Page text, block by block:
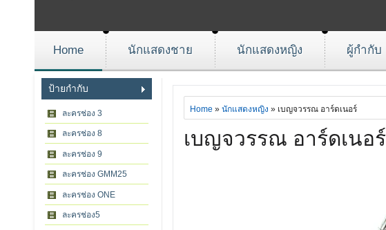
Home นักแสดงชาย นักแสดงหญิง ผู้กำกับ
ป้ายกำกับ
ละครช่อง 3
ละครช่อง 8
ละครช่อง 9
ละครช่อง GMM25
ละครช่อง ONE
ละครช่อง5
Home » นักแสดงหญิง » เบญจวรรณ อาร์ดเนอร์
เบญจวรรณ อาร์ดเนอร์